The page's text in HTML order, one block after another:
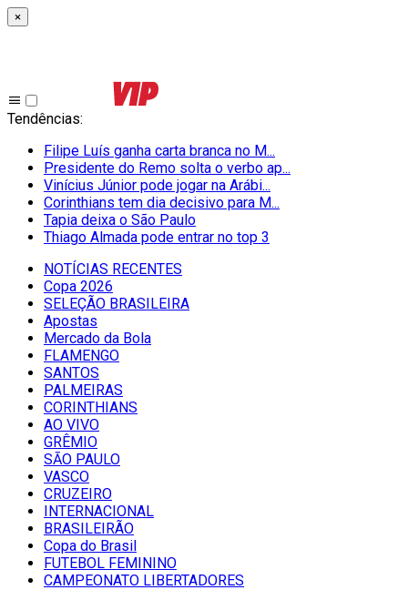
×
Tendências:
Filipe Luís ganha carta branca no M...
Presidente do Remo solta o verbo ap...
Vinícius Júnior pode jogar na Arábi...
Corinthians tem dia decisivo para M...
Tapia deixa o São Paulo
Thiago Almada pode entrar no top 3
NOTÍCIAS RECENTES
Copa 2026
SELEÇÃO BRASILEIRA
Apostas
Mercado da Bola
FLAMENGO
SANTOS
PALMEIRAS
CORINTHIANS
AO VIVO
GRÊMIO
SĀO PAULO
VASCO
CRUZEIRO
INTERNACIONAL
BRASILEIRÃO
Copa do Brasil
FUTEBOL FEMININO
CAMPEONATO LIBERTADORES